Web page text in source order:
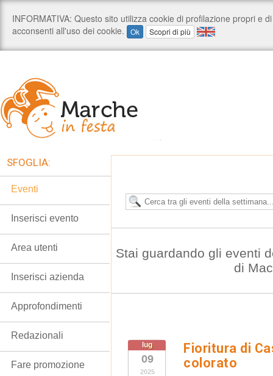
Stai guardando gli eventi
di
lug
09
2025
Fioritura di
colorato
SFOGLIA:
Eventi
Inserisci evento
Area utenti
Inserisci azienda
Approfondimenti
Redazionali
Fare promozione